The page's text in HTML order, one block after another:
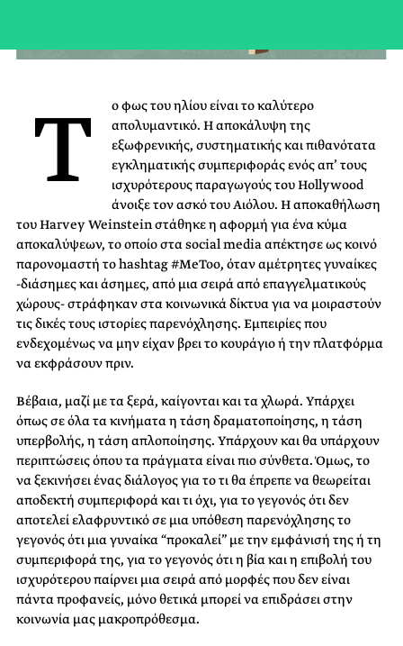
Τ
ο φως του ηλίου είναι το καλύτερο
απολυμαντικό. Η αποκάλυψη της
εξωφρενικής, συστηματικής και πιθανότατα
εγκληματικής συμπεριφοράς ενός απ’ τους
ισχυρότερους παραγωγούς του Hollywood
άνοιξε τον ασκό του Αιόλου. Η αποκαθήλωση
του Harvey Weinstein στάθηκε η αφορμή για ένα κύμα
αποκαλύψεων, το οποίο στα social media απέκτησε ως κοινό
παρονομαστή το hashtag #MeToo, όταν αμέτρητες γυναίκες
-διάσημες και άσημες, από μια σειρά από επαγγελματικούς
χώρους- στράφηκαν στα κοινωνικά δίκτυα για να μοιραστούν
τις δικές τους ιστορίες παρενόχλησης. Εμπειρίες που
ενδεχομένως να μην είχαν βρει το κουράγιο ή την πλατφόρμα
να εκφράσουν πριν.
Βέβαια, μαζί με τα ξερά, καίγονται και τα χλωρά. Υπάρχει
όπως σε όλα τα κινήματα η τάση δραματοποίησης, η τάση
υπερβολής, η τάση απλοποίησης. Υπάρχουν και θα υπάρχουν
περιπτώσεις όπου τα πράγματα είναι πιο σύνθετα. Όμως, το
να ξεκινήσει ένας διάλογος για το τι θα έπρεπε να θεωρείται
αποδεκτή συμπεριφορά και τι όχι, για το γεγονός ότι δεν
αποτελεί ελαφρυντικό σε μια υπόθεση παρενόχλησης το
γεγονός ότι μια γυναίκα “προκαλεί” με την εμφάνισή της ή τη
συμπεριφορά της, για το γεγονός ότι η βία και η επιβολή του
ισχυρότερου παίρνει μια σειρά από μορφές που δεν είναι
πάντα προφανείς, μόνο θετικά μπορεί να επιδράσει στην
κοινωνία μας μακροπρόθεσμα.